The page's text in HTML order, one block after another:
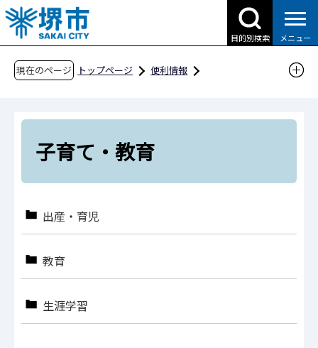
こ
の
ペ
目的別検索 メニュー
現在のページ トップページ
便利情報
申請書ダウンロード（市民の方へ）
目的別検索
子育て・教育
子育て・教育
出産・育児
教育
生涯学習